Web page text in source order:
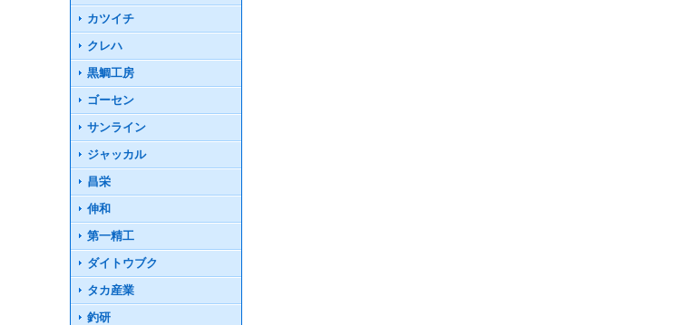
カツイチ
クレハ
黒鯛工房
ゴーセン
サンライン
ジャッカル
昌栄
伸和
第一精工
ダイトウブク
タカ産業
釣研